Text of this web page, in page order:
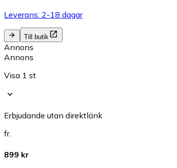
Leverans: 2-18 dagar
Till butik
Annons
Annons
Visa 1 st
Erbjudande utan direktlänk
fr.
899 kr